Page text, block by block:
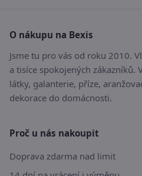
O nákupu na Bexis
Jsme tu pro vás od roku 2010.
a tisíce spokojených zákazníků.
látky, galanterie, příze,
dekorace do domácnosti.
Proč u nás nakoupit
Doprava zdarma nad limit